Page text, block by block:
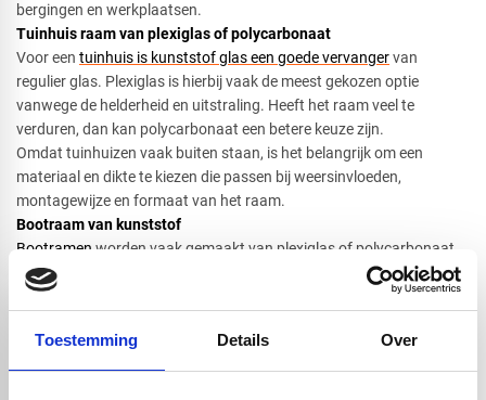
Toestemming Details Over
bergingen en werkplaatsen.
Tuinhuis raam van plexiglas of polycarbonaat​
Voor een tuinhuis is kunststof glas een goede vervangervan
regulier glas. Plexiglas is hierbij vaak de meest gekozen optie
vanwege de helderheid en uitstraling. Heeft het raam veel te
verduren, dan kan polycarbonaat een betere keuze zijn.
Omdat tuinhuizen vaak buiten staan, is het belangrijk om een
materiaal en dikte te kiezen die passen bij weersinvloeden,
montagewijze en formaat van het raam.
Bootraam van kunststof​
Bootramen worden vaak gemaakt van plexiglas of polycarbonaat.
Plexiglas heeft een mooie heldere uitstraling en is goed te bewerken.
Polycarbonaat is interessant wanneer de ruit extra slagvast moet
Bij bootramen is nauwkeurig meten belangrijk. Ook moet u rekening
houden met spanning, uitzetting en een goede afdichting. Zo